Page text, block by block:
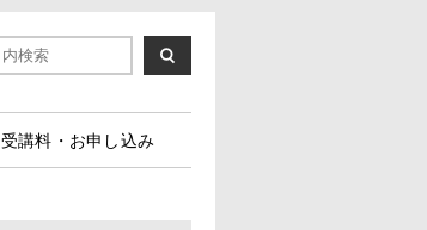
受講料・お申し込み